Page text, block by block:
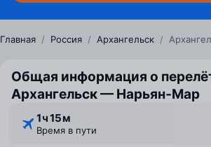
Главная / Россия / Архангельск /
Общая информация о
Архангельск — Нарьян‑Мар
1 ⁠ч 15 ⁠м
Время в пути